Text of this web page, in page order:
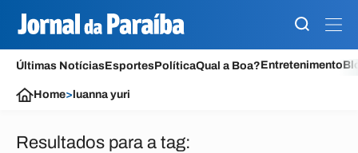
Últimas NotíciasEsportesPolíticaQual a Boa?Entretenimento
Home> luanna yuri
Resultados para a tag: